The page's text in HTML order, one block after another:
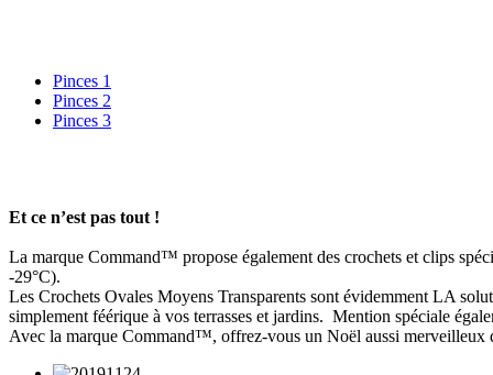
Pinces 1
Pinces 2
Pinces 3
Et ce n’est pas tout !
La marque Command™ propose également des crochets et clips
-29°C).
Les Crochets Ovales Moyens Transparents sont évidemment LA
simplement féérique à vos terrasses et jardins. Mention spéciale
Avec la marque Command™, offrez-vous un Noël aussi merveilleux